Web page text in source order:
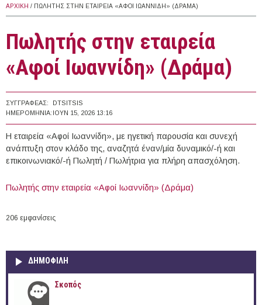
ΑΡΧΙΚΉ / ΠΩΛΗΤΉΣ ΣΤΗΝ ΕΤΑΙΡΕΊΑ «ΑΦΟΊ ΙΩΑΝΝΊΔΗ» (ΔΡΆΜΑ)
Πωλητής στην εταιρεία
«Αφοί Ιωαννίδη» (Δράμα)
ΣΥΓΓΡΑΦΈΑΣ:
DTSITSIS
ΗΜΕΡΟΜΗΝΊΑ: ΙΟΥΝ 15, 2026 13:16
Η εταιρεία «Αφοί Ιωαννίδη», με ηγετική παρουσία και συνεχή
ανάπτυξη στον κλάδο της, αναζητά έναν/μία δυναμικό/-ή και
επικοινωνιακό/-ή Πωλητή / Πωλήτρια για πλήρη απασχόληση.
Πωλητής στην εταιρεία «Αφοί Ιωαννίδη» (Δράμα)
206 εμφανίσεις
ΔΗΜΟΦΙΛΗ
Σκοπός